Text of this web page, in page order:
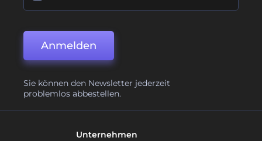
Anmelden
Sie können den Newsletter jederzeit
problemlos abbestellen.
Unternehmen